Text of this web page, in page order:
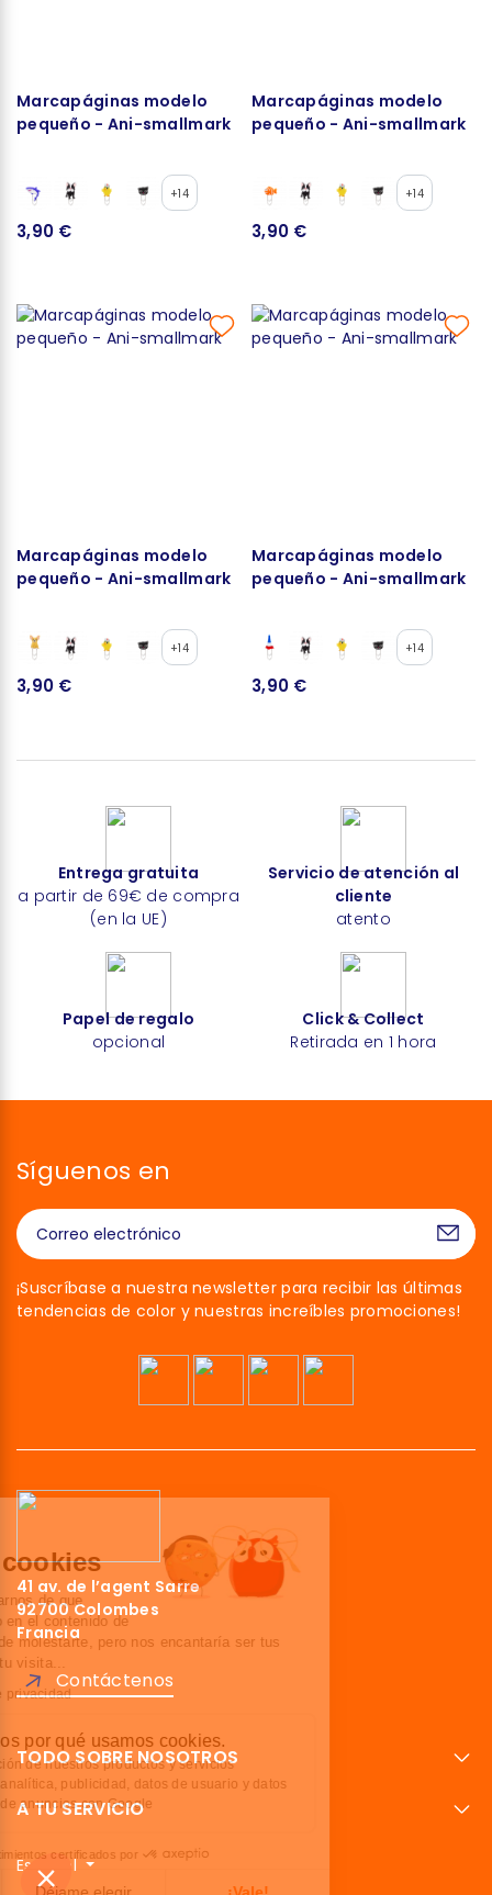
Marcapáginas modelo
pequeño - Ani-smallmark
+14
3,90 €
Marcapáginas modelo
pequeño - Ani-smallmark
+14
3,90 €
Marcapáginas modelo
pequeño - Ani-smallmark
+14
3,90 €
Marcapáginas modelo
pequeño - Ani-smallmark
+14
3,90 €
Entrega gratuita
a partir de 69€ de compra
(en la UE)
Servicio de atención al
cliente
atento
Papel de regalo
opcional
Click & Collect
Retirada en 1 hora
Síguenos en
¡Suscríbase a nuestra newsletter para recibir las últimas
tendencias de color y nuestras increíbles promociones!
41 av. de l’agent Sarre
92700 Colombes
Francia
Contáctenos
TODO SOBRE NOSOTROS
A TU SERVICIO
Español
Somos las cookies
Esperamos a asegurarnos de que
estuvieras interesado en el contenido de
este sitio web antes de molestarte, pero nos encantaría ser tus
compañeros durante tu visita...
Lee nuestra política de privacidad
Aquí te explicamos por qué usamos cookies.
Optimizar la promoción de nuestros productos y servicios
Compartir datos de analítica, publicidad, datos de usuario y datos
de personalización de anuncios con Google
Consentimientos certificados por